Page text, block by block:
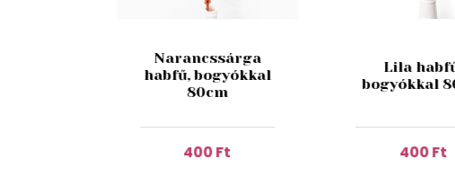
Narancssárga
habfű, bogyókkal
80cm
400 Ft
Lila
bogyókkal
400 Ft